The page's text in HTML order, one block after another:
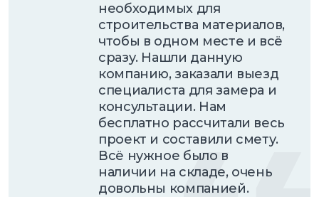
необходимых для
строительства материалов,
чтобы в одном месте и всё
сразу. Нашли данную
компанию, заказали выезд
специалиста для замера и
консультации. Нам
бесплатно рассчитали весь
проект и составили смету.
Всё нужное было в
наличии на складе, очень
довольны компанией.